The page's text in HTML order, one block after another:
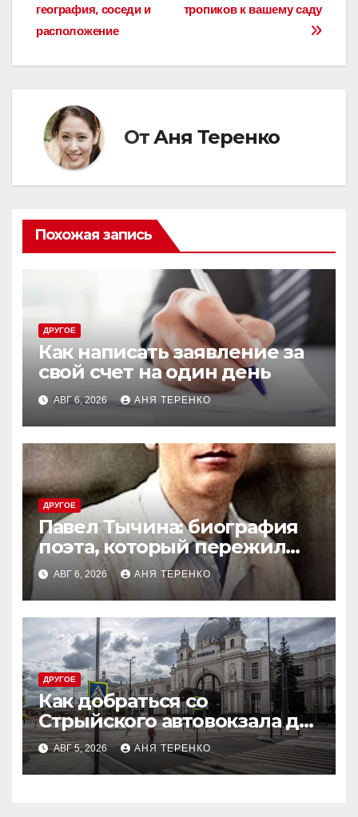
по
записям
тропиков к вашему саду
география, соседи и
расположение
ОтАня Теренко
Похожая запись
ДРУГОЕ
Как написать заявление за
свой счет на один день
АВГ 6, 2026 АНЯ ТЕРЕНКО
ДРУГОЕ
Павел Тычина: биография
поэта, который пережил
эпоху
АВГ 6, 2026 АНЯ ТЕРЕНКО
ДРУГОЕ
Как добраться со
Стрыйского автовокзала до
ЖД вокзала во Львове
АВГ 5, 2026 АНЯ ТЕРЕНКО